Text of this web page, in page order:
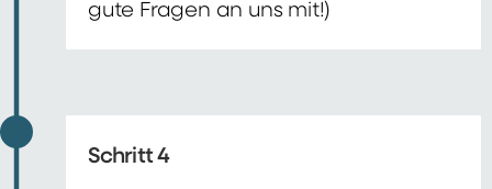
gute Fragen an uns mit!)
Schritt 4